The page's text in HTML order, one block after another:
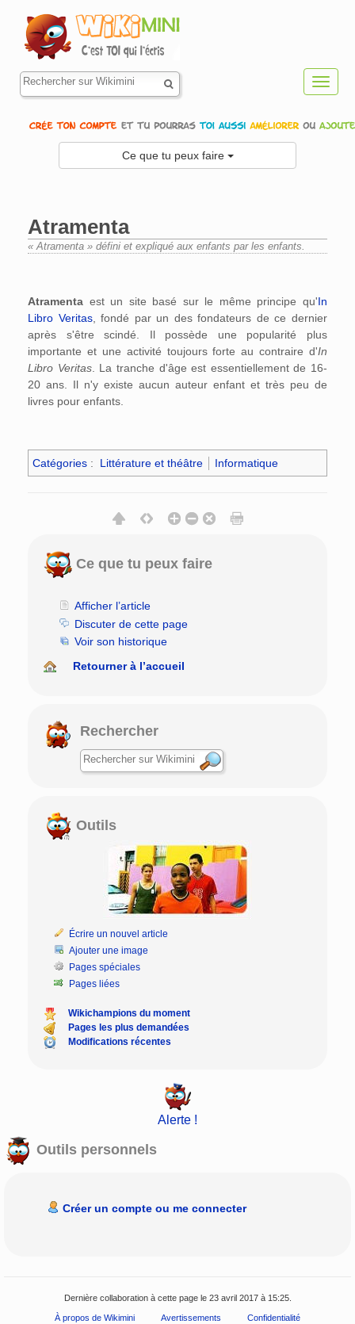
Ce que tu peux faire
Atramenta
« Atramenta » défini et expliqué aux enfants par les enfants.
Atramenta est un site basé sur le même principe qu'In
Libro Veritas, fondé par un des fondateurs de ce dernier
après s'être scindé. Il possède une popularité plus
importante et une activité toujours forte au contraire d'In
Libro Veritas. La tranche d'âge est essentiellement de 16-
20 ans. Il n'y existe aucun auteur enfant et très peu de
livres pour enfants.
Catégories : Littérature et théâtre Informatique
Ce que tu peux faire
Afficher l’article
Discuter de cette page
Voir son historique
Retourner à l’accueil
Rechercher
Outils
Écrire un nouvel article
Ajouter une image
Pages spéciales
Pages liées
Wikichampions du moment
Pages les plus demandées
Modifications récentes
Alerte !
Outils personnels
Créer un compte ou me connecter
Dernière collaboration à cette page le 23 avril 2017 à 15:25.
À propos de Wikimini Avertissements Confidentialité